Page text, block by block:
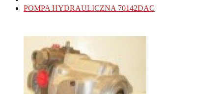
POMPA HYDRAULICZNA 70142DAC